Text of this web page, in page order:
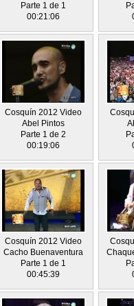
Parte 1 de 1
00:21:06
Cosquín 2012 Video
Abel Pintos
Parte 1 de 2
00:19:06
Cosquín 2012 Video
Cacho Buenaventura
Parte 1 de 1
00:45:39